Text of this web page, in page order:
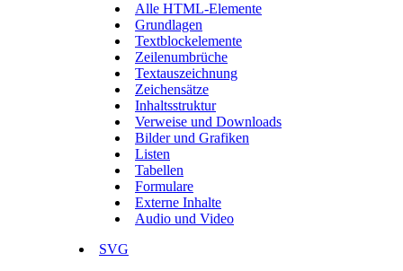
Alle HTML-Elemente
Grundlagen
Textblockelemente
Zeilenumbrüche
Textauszeichnung
Zeichensätze
Inhaltsstruktur
Verweise und Downloads
Bilder und Grafiken
Listen
Tabellen
Formulare
Externe Inhalte
Audio und Video
SVG